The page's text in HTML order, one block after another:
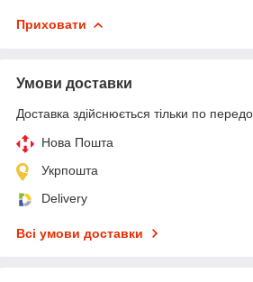
Приховати
Умови доставки
Доставка здійснюється тільки по
Нова Пошта
Укрпошта
Delivery
Всі умови доставки